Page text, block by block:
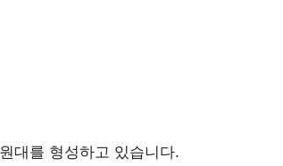
대를 형성하고 있습니다.